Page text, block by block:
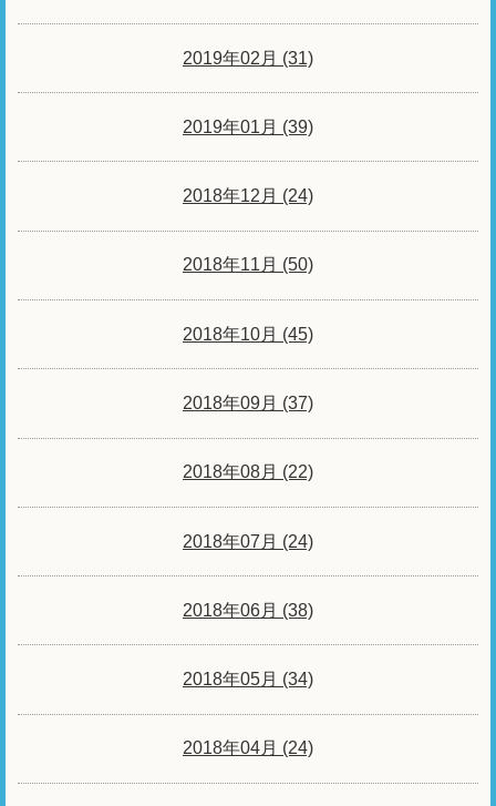
2019年02月 (31)
2019年01月 (39)
2018年12月 (24)
2018年11月 (50)
2018年10月 (45)
2018年09月 (37)
2018年08月 (22)
2018年07月 (24)
2018年06月 (38)
2018年05月 (34)
2018年04月 (24)